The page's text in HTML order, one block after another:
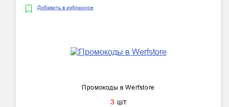
Добавить в избранное
Промокоды в Werfstore
3 шт